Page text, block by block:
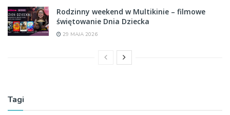
Rodzinny weekend w Multikinie – filmowe
świętowanie Dnia Dziecka
29 MAJA 2026
Tagi